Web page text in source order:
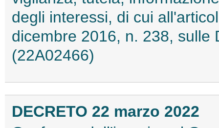
degli interessi, di cui
dicembre 2016, n. 238, sulle
(22A02466)
DECRETO 22 marzo 2022